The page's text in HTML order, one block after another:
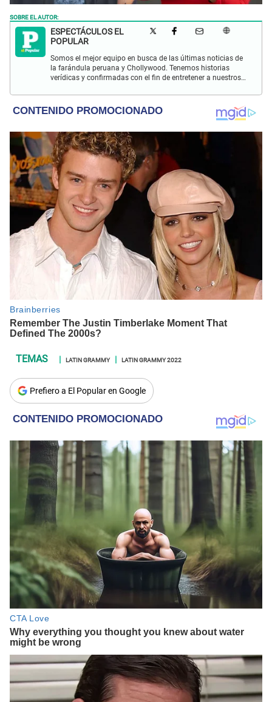
SOBRE EL AUTOR:
ESPECTÁCULOS EL
POPULAR
Somos el mejor equipo en busca de las últimas noticias de
la farándula peruana y Chollywood. Tenemos historias
verídicas y confirmadas con el fin de entretener a nuestros
LATIN GRAMMY LATIN GRAMMY 2022
Prefiero a El Popular en Google